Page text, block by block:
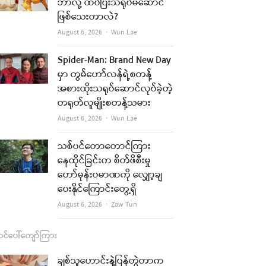
k
a
m
b
e
ဖြစ်သေးတာလဲ?
August 6, 2026 Author
Wun Lae
Spider-Man: Brand New Day
မှာ တွမ်ဟော်လန်ရဲ့စတန့်
အစားထိုးသရုပ်ဆောင်လုပ်ခဲ့တဲ့
တရုတ်လူမျိုးစတန့်သမား
August 6, 2026 Author
Wun Lae
သစ်ပင်တောတောင်ကြား
နေထိုင်ခြင်းက စိတ်ဖိစီးမှု
ဟော်မုန်းပမာဏကို လျှော့ချ
ပေးနိုင်ကြောင်းတွေ့ရှိ
August 6, 2026 Author
Zaw Tun
ပေါ်ကျော်ကြား
ချစ်သူဟောင်းနဲ့ပြန်တွဲတာက